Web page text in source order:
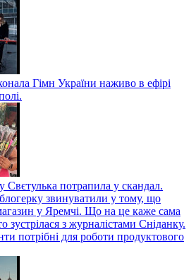
Гімн України наживо в ефірі
Свєтулька потрапила у скандал.
звинуватили у тому, що
у Яремчі. Що на це каже сама
зустрілася з журналістами Сніданку.
потрібні для роботи продуктового